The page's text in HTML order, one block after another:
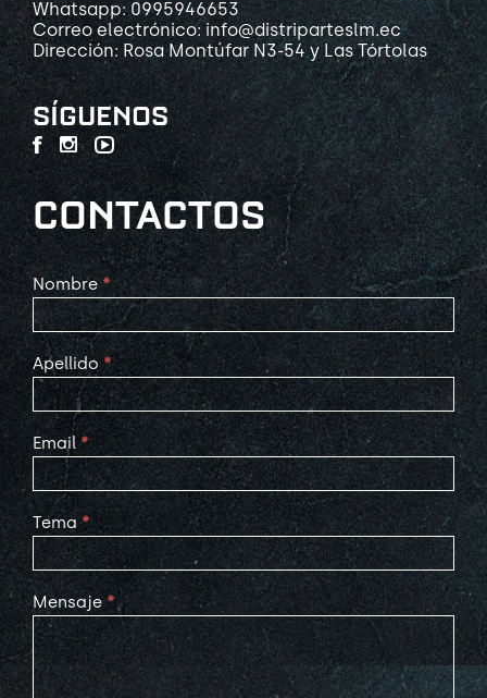
Whatsapp: 0995946653
Correo electrónico: info@distriparteslm.ec
Dirección: Rosa Montúfar N3-54 y Las Tórtolas
SÍGUENOS
CONTACTOS
Contact
Us
Nombre *
Apellido *
Email *
Tema *
Mensaje *